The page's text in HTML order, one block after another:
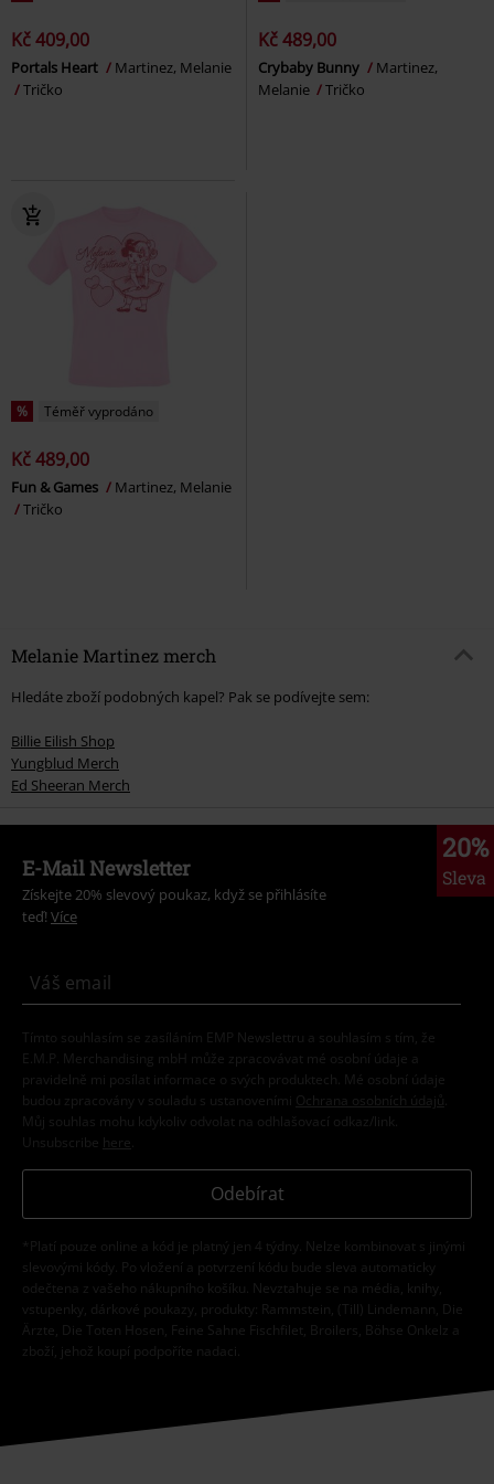
Kč 409,00
Portals Heart
Martinez, Melanie
Tričko
Kč 489,00
Crybaby Bunny
Martinez,
Melanie
Tričko
% Téměř vyprodáno
Kč 489,00
Fun & Games
Martinez, Melanie
Tričko
Melanie Martinez merch
Hledáte zboží podobných kapel? Pak se podívejte sem:
Billie Eilish Shop
Yungblud Merch
Ed Sheeran Merch
20%
Sleva
E-Mail Newsletter
Získejte 20% slevový poukaz, když se přihlásíte
teď! Více
Tímto souhlasím se zasíláním EMP Newslettru a souhlasím s tím, že
E.M.P. Merchandising mbH může zpracovávat mé osobní údaje a
pravidelně mi posílat informace o svých produktech. Mé osobní údaje
budou zpracovány v souladu s ustanoveními
Ochrana osobních údajů
Můj souhlas mohu kdykoliv odvolat na odhlašovací odkaz/link.
Unsubscribe here
Odebírat
*Platí pouze online a kód je platný jen 4 týdny. Nelze kombinovat s jinými
slevovými kódy. Po vložení a potvrzení kódu bude sleva automaticky
odečtena z vašeho nákupního košíku. Nevztahuje se na média, knihy,
vstupenky, dárkové poukazy, produkty: Rammstein, (Till) Lindemann, Die
Ärzte, Die Toten Hosen, Feine Sahne Fischfilet, Broilers, Böhse Onkelz a
zboží, jehož koupí podpoříte nadaci.